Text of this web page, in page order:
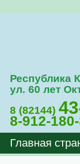
Республика
ул. 60 лет
8 (82144)
8-912-
Главная